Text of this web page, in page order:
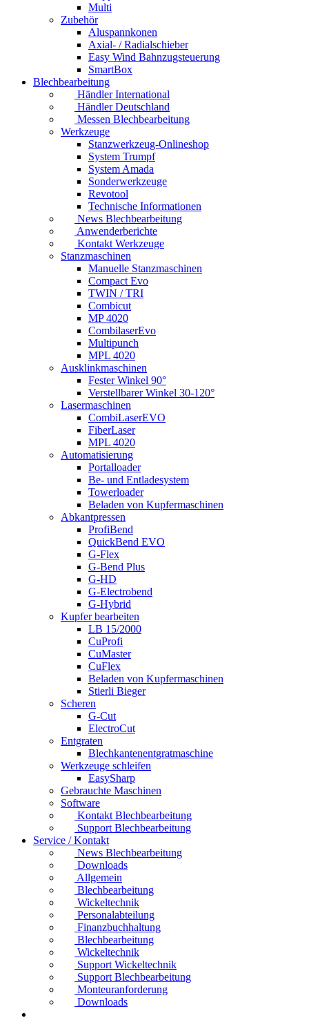
Multi
Zubehör
Aluspannkonen
Axial- / Radialschieber
Easy Wind Bahnzugsteuerung
SmartBox
Blechbearbeitung
Händler International
Händler Deutschland
Messen Blechbearbeitung
Werkzeuge
Stanzwerkzeug-Onlineshop
System Trumpf
System Amada
Sonderwerkzeuge
Revotool
Technische Informationen
News Blechbearbeitung
Anwenderberichte
Kontakt Werkzeuge
Stanzmaschinen
Manuelle Stanzmaschinen
Compact Evo
TWIN / TRI
Combicut
MP 4020
CombilaserEvo
Multipunch
MPL 4020
Ausklinkmaschinen
Fester Winkel 90°
Verstellbarer Winkel 30-120°
Lasermaschinen
CombiLaserEVO
FiberLaser
MPL 4020
Automatisierung
Portalloader
Be- und Entladesystem
Towerloader
Beladen von Kupfermaschinen
Abkantpressen
ProfiBend
QuickBend EVO
G-Flex
G-Bend Plus
G-HD
G-Electrobend
G-Hybrid
Kupfer bearbeiten
LB 15/2000
CuProfi
CuMaster
CuFlex
Beladen von Kupfermaschinen
Stierli Bieger
Scheren
G-Cut
ElectroCut
Entgraten
Blechkantenentgratmaschine
Werkzeuge schleifen
EasySharp
Gebrauchte Maschinen
Software
Kontakt Blechbearbeitung
Support Blechbearbeitung
Service / Kontakt
News Blechbearbeitung
Downloads
Allgemein
Blechbearbeitung
Wickeltechnik
Personalabteilung
Finanzbuchhaltung
Blechbearbeitung
Wickeltechnik
Support Wickeltechnik
Support Blechbearbeitung
Monteuranforderung
Downloads